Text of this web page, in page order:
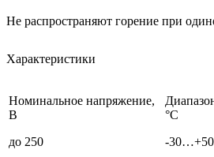
Не распространяют горение при
Характеристики
Номинальное напряжение,
В
до 250
°С
-30…+50